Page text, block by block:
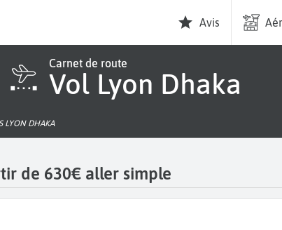
Avis
Carnet de route
Vol Lyon Dhaka
LYON DHAKA
de 630€ aller simple